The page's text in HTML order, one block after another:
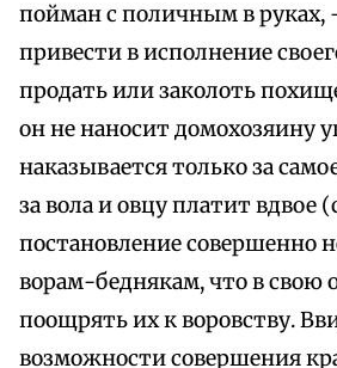
пойман с поличным в руках,
привести в исполнение
продать или заколоть
он не наносит домохозяину
наказывается только за
за вола и овцу платит вдвое
постановление совершенно
ворам-беднякам, что в свою
поощрять их к воровству.
возможности совершения